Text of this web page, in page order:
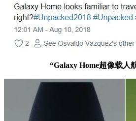
“Galaxy Home超像载人